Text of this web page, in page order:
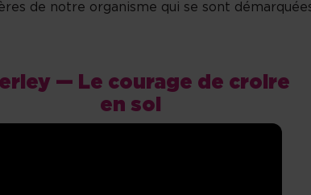
de notre organisme qui se sont
— Le courage de croire
en soi